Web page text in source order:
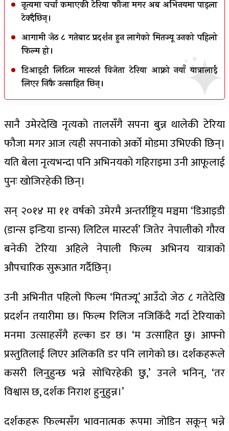
नृत्यमा चर्चा कमाएकी टेरिया फौजा मगर अब अभिनयमा पाइला
टेक्दैछिन्।
आगामी जेठ ८ गतेबाट प्रदर्शन हुन लागेको मितज्यू उनको पहिलो
फिल्म हो।
डिआइडी लिटिल मास्टर्स विजेता टेरिया आफ्नो नयाँ यात्रालाई
लिएर निकै उत्साहित छिन्।
सानै उमेरदेखि नृत्यको तालसँगै सपना बुन्न थालेकी टेरिया
फौजा मगर आज त्यही सपनाको अर्को मोडमा उभिएकी छिन्।
यति बेला नृत्यभन्दा पनि अभिनयको गहिराइमा उनी आफूलाई
पुनः खोजिरहेकी छिन्।
सन् २०१४ मा ११ वर्षको उमेरमै अन्तर्राष्ट्रिय मञ्चमा ‘डिआइडी
(डान्स इन्डिया डान्स) लिटिल मास्टर्स’ जितेर नेपालीको गौरव
बनेकी टेरिया अहिले नेपाली फिल्म अभिनय यात्राको
औपचारिक सुरूआत गर्दैछिन्।
उनी अभिनीत पहिलो फिल्म ‘मितज्यू’ आउँदो जेठ ८ गतेदेखि
प्रदर्शन तयारीमा छ। फिल्म रिलिज नजिकिँदै गर्दा टेरियाको
मनमा उत्साहसँगै हल्का डर छ। ‘म उत्साहित छु। आफ्नो
प्रस्तुतिलाई लिएर अलिकति डर पनि लागेको छ। दर्शकहरूले
कसरी लिनुहुन्छ भन्ने सोचिरहेकी छु,’ उनले भनिन्, ‘तर
विश्वास छ, दर्शक निराश हुनुहुन्न।’
दर्शकहरू फिल्मसँग भावनात्मक रूपमा जोडिन सकून् भन्ने